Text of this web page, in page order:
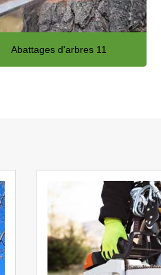
Abattages d'arbres 11